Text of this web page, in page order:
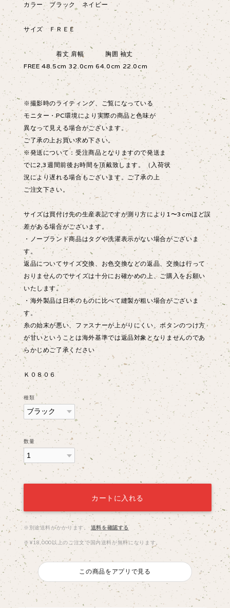
カラー ブラック ネイビー
サイズ ＦＲＥＥ
着丈 肩幅 胸囲 袖丈
FREE 48.5cm 32.0cm 64.0cm 22.0cm
※撮影時のライティング、ご覧になっている
モニター・PC環境により実際の商品と色味が
異なって見える場合がございます。
ご了承の上お買い求め下さい。
※発送について：受注商品となりますので発送ま
でに2,3週間前後お時間を頂戴致します。（入荷状
況により遅れる場合もございます。ご了承の上
ご注文下さい。
サイズは買付け先の生産表記ですが測り方により1〜3cmほど誤
差がある場合がございます。
・ノーブランド商品はタグや洗濯表示がない場合がございま
す。
返品についてサイズ交換、お色交換などの返品、交換は行って
おりませんのでサイズは十分にお確かめの上、ご購入をお願い
いたします。
・海外製品は日本のものに比べて縫製が粗い場合がございま
す。
糸の始末が悪い、ファスナーが上がりにくい、ボタンのつけ方
が甘いということは海外基準では返品対象となりませんのであ
らかじめご了承ください
Ｋ０８０６
種類
数量
カートに入れる
※別途送料がかかります。 送料を確認する
※¥18,000以上のご注文で国内送料が無料になります。
この商品をアプリで見る